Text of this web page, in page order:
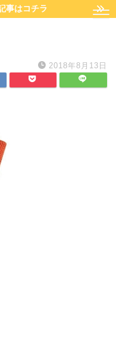
事はコチラ
2018年8月13日